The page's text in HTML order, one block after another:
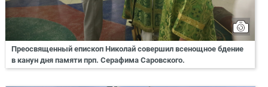
Преосвященный епископ Николай совершил всенощное бдение
в канун дня памяти прп. Серафима Саровского.